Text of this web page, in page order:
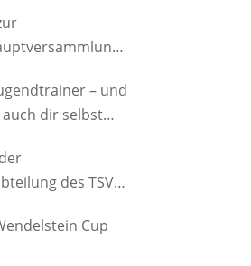
– und
dir selbst
des TSV
Brannenburg
Cup